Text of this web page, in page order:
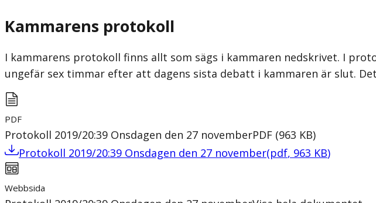
Kammarens protokoll
I kammarens protokoll finns allt som sägs i kammaren nedskrivet. I
ungefär sex timmar efter att dagens sista debatt i kammaren är slut.
PDF
Protokoll 2019/20:39 Onsdagen den 27 novemberPDF (963 KB)
Protokoll 2019/20:39 Onsdagen den 27 november(pdf, 963 KB)
Webbsida